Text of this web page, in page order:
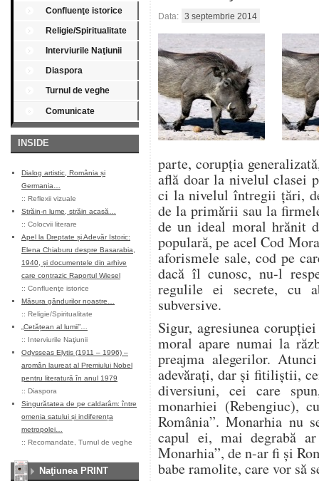
Confluenţe istorice
Religie/Spiritualitate
Interviurile Naţiunii
Diaspora
Turnul de veghe
Comunicate
INSIDE
Dialog artistic, România și
Germania…
:: Reflexii vizuale
Străin-n lume, străin acasă…
:: Colocvii literare
Apel la Dreptate și Adevăr Istoric:
Elena Chiaburu despre Basarabia,
1940, și documentele din arhive
care contrazic Raportul Wiesel
:: Confluenţe istorice
Măsura gândurilor noastre…
:: Religie/Spiritualitate
„Cetățean al lumii”…
:: Interviurile Naţiunii
Odysseas Elytis (1911 – 1996) –
aromân laureat al Premiului Nobel
pentru literatură în anul 1979
:: Diaspora
Singurătatea de pe caldarâm: între
omenia satului și indiferența
metropolei…
:: Recomandate Turnul de veghe
Naţiunea PRINT
Data: 3 septembrie 2014
parte, corupţia
află doar la nivelul clasei
ci la nivelul întregii ţări,
de la primării sau la
de un ideal moral hrănit
populară, pe acel Cod
aforismele sale, cod pe
dacă îl cunosc, nu-l
regulile ei secrete, cu
subversive.
Sigur, agresiunea
moral apare numai la
preajma alegerilor.
adevăraţi, dar şi fitiliştii,
diversiuni, cei care
monarhiei (Rebengiuc),
România”. Monarhia nu
capul ei, mai degrabă
Monarhia”, de n-ar fi şi
babe ramolite, care vor să